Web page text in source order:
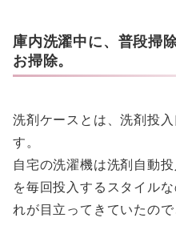
庫内洗濯中に、普段掃
お掃除。
洗剤ケースとは、洗剤投
す。
自宅の洗濯機は洗剤自動
を毎回投入するスタイル
れが目立ってきていたので